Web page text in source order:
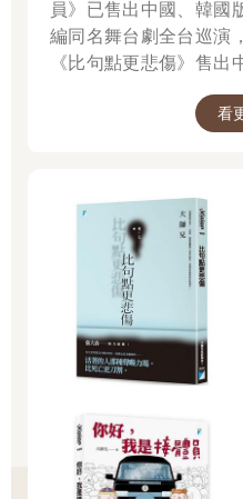
有我一個人知道，他們之中有
這些談話中有一點是我始料未
還會因為自己感覺糟糕而更加
人。我不由得想問：校園裡四
慮，可能正在讓大學生（以及
目前盛行的各種關於焦慮的說
自己感覺很糟這件事。他們跟
疾病、哪裡功能異常或腦內化
想、感恩日記與森林浴改善狀
求協助，但每當他們無法馴服
他們感到羞愧：因為自己感到
事」在起作用，而我懷疑不是
可恥之事」這種訊息。
員》已售出中國、韓國
編同名舞台劇全台巡演
《比句點更悲傷》售出
跑》售出泰國版權。
看